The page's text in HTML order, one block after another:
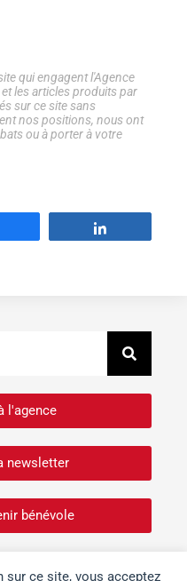
sur ce site, vous acceptez
qui engagent l'Agence
les articles produits par
sur ce site sans
nos positions, nous ont
ou à porter à votre
l'agence
newsletter
bénévole